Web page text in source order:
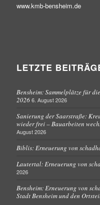
www.kmb-bensheim.de
LETZTE
Bensheim: Sammelplätze für
2026 6. August 2026
Sanierung der Saarstraße:
wieder frei – Bauarbeiten
August 2026
Biblis: Erneuerung von
Lautertal: Erneuerung von
2026
Bensheim: Erneuerung von
Stadt Bensheim und den